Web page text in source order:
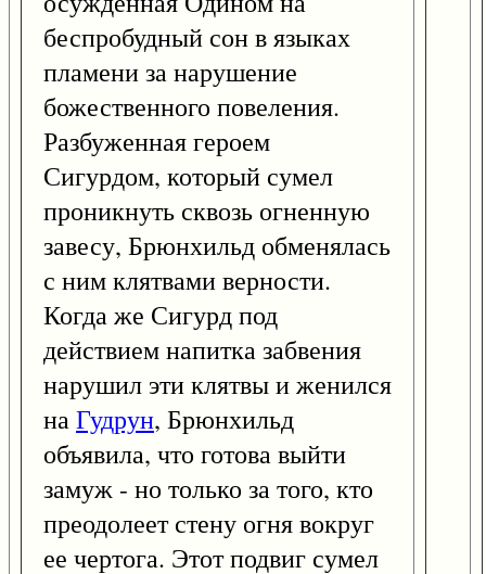
беспробудный сон в языках
пламени за нарушение
божественного повеления.
Разбуженная героем
Сигурдом, который сумел
проникнуть сквозь огненную
завесу, Брюнхильд обменялась
с ним клятвами верности.
Когда же Сигурд под
действием напитка забвения
нарушил эти клятвы и женился
наГудрун, Брюнхильд
объявила, что готова выйти
замуж - но только за того, кто
преодолеет стену огня вокруг
ее чертога. Этот подвиг сумел